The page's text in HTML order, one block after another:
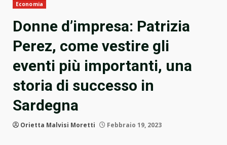
Economia
Donne d’impresa: Patrizia
Perez, come vestire gli
eventi più importanti, una
storia di successo in
Sardegna
Orietta Malvisi Moretti Febbraio 19, 2023